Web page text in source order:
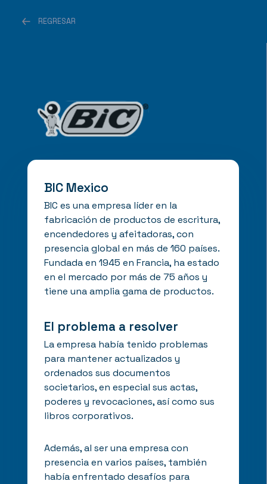
REGRESAR
BIC Mexico
BIC es una empresa líder en la
fabricación de productos de escritura,
encendedores y afeitadoras, con
presencia global en más de 160 países.
Fundada en 1945 en Francia, ha estado
en el mercado por más de 75 años y
tiene una amplia gama de productos.
El problema a resolver
La empresa había tenido problemas
para mantener actualizados y
ordenados sus documentos
societarios, en especial sus actas,
poderes y revocaciones, así como sus
libros corporativos.
Además, al ser una empresa con
presencia en varios países, también
había enfrentado desafíos para